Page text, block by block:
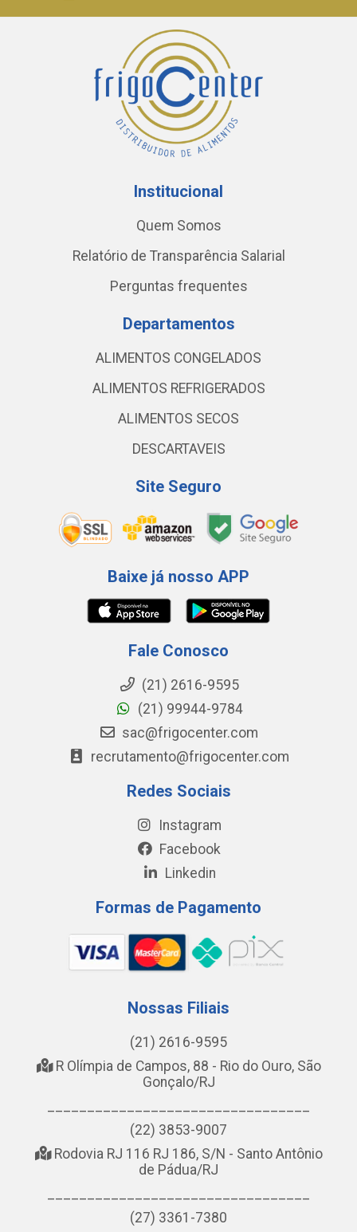
Institucional
Quem Somos
Relatório de Transparência Salarial
Perguntas frequentes
Departamentos
ALIMENTOS CONGELADOS
ALIMENTOS REFRIGERADOS
ALIMENTOS SECOS
DESCARTAVEIS
Site Seguro
Baixe já nosso APP
Fale Conosco
(21) 2616-9595
(21) 99944-9784
sac@frigocenter.com
recrutamento@frigocenter.com
Redes Sociais
Instagram
Facebook
Linkedin
Formas de Pagamento
Nossas Filiais
(21) 2616-9595
R Olímpia de Campos, 88 - Rio do Ouro, São
Gonçalo/RJ
(22) 3853-9007
Rodovia RJ 116 RJ 186, S/N - Santo Antônio
de Pádua/RJ
(27) 3361-7380